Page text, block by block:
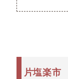
片塩楽市